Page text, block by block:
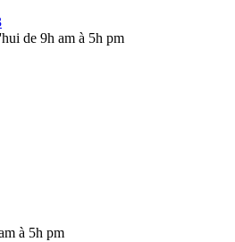
de 9h am à 5h pm
à 5h pm